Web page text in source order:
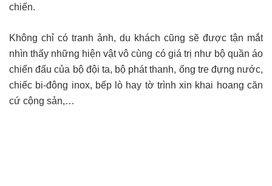
chiến.
Không chỉ có tranh ảnh, du khách cũng sẽ được tận mắt
nhìn thấy những hiện vật vô cùng có giá trị như bộ quần áo
chiến đấu của bộ đội ta, bộ phát thanh, ống tre đựng nước,
chiếc bi-đông inox, bếp lò hay tờ trình xin khai hoang căn
cứ cộng sản,…